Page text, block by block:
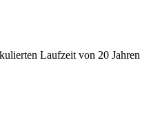
Laufzeit von 20 Jahren